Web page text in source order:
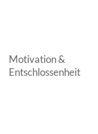
Motivation &
Entschlossenheit